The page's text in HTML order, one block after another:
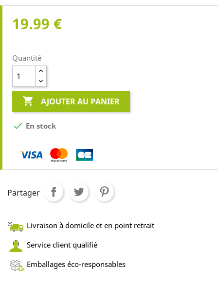
19.99 €
Quantité
 AJOUTER AU PANIER
 En stock
Partager
Livraison à domicile et en point retrait
Service client qualifié
Emballages éco-responsables